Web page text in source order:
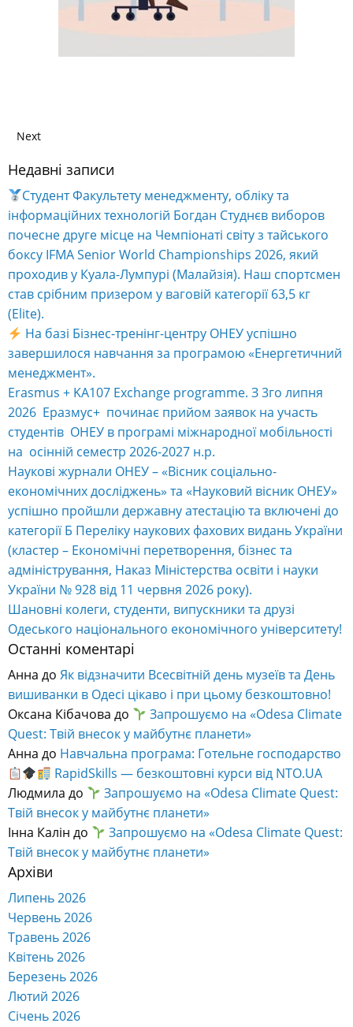
Next
Недавні записи
Студент Факультету менеджменту, обліку та
інформаційних технологій Богдан Студнєв виборов
почесне друге місце на Чемпіонаті світу з тайського
боксу IFMA Senior World Championships 2026, який
проходив у Куала-Лумпурі (Малайзія). Наш спортсмен
став срібним призером у ваговій категорії 63,5 кг
(Elite).
На базі Бізнес-тренінг-центру ОНЕУ успішно
завершилося навчання за програмою «Енергетичний
менеджмент».
Erasmus + KA107 Exchange programme. З 3го липня
2026 Еразмус+ починає прийом заявок на участь
студентів ОНЕУ в програмі міжнародної мобільності
на осінній семестр 2026-2027 н.р.
Наукові журнали ОНЕУ – «Вісник соціально-
економічних досліджень» та «Науковий вісник ОНЕУ»
успішно пройшли державну атестацію та включені до
категорії Б Переліку наукових фахових видань України
(кластер – Економічні перетворення, бізнес та
адміністрування, Наказ Міністерства освіти і науки
України № 928 від 11 червня 2026 року).
Шановні колеги, студенти, випускники та друзі
Одеського національного економічного університету!
Останні коментарі
Анна до Як відзначити Всесвітній день музеїв та День
вишиванки в Одесі цікаво і при цьому безкоштовно!
Оксана Кібачова до
Запрошуємо на «Odesa Climate
Quest: Твій внесок у майбутнє планети»
Анна до Навчальна програма: Готельне господарство
RapidSkills — безкоштовні курси від NTO.UA
Людмила до
Запрошуємо на «Odesa Climate Quest:
Твій внесок у майбутнє планети»
Інна Калін до
Запрошуємо на «Odesa Climate Quest:
Твій внесок у майбутнє планети»
Архіви
Липень 2026
Червень 2026
Травень 2026
Квітень 2026
Березень 2026
Лютий 2026
Січень 2026